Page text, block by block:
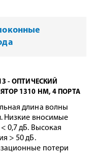
- ОПТИЧЕСКИЙ
1310 НМ, 4 ПОРТА
длина волны
Низкие вносимые
0,7 дБ. Высокая
> 50 дБ.
потери